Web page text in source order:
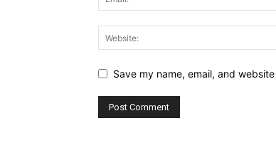
Save my name, email, and